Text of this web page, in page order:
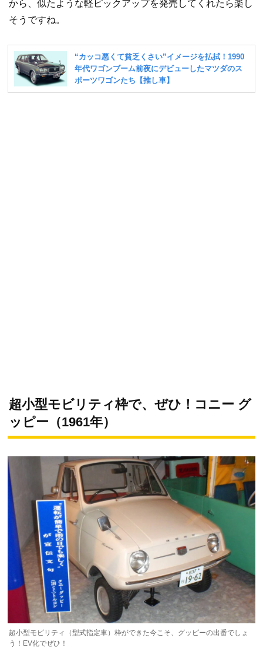
から、似たような軽ピックアップを発売してくれたら楽し
そうですね。
超小型モビリティ枠で、ぜひ！コニー グ
ッピー（1961年）
超小型モビリティ（型式指定車）枠ができた今こそ、グッピーの出番でしょ
う！EV化でぜひ！